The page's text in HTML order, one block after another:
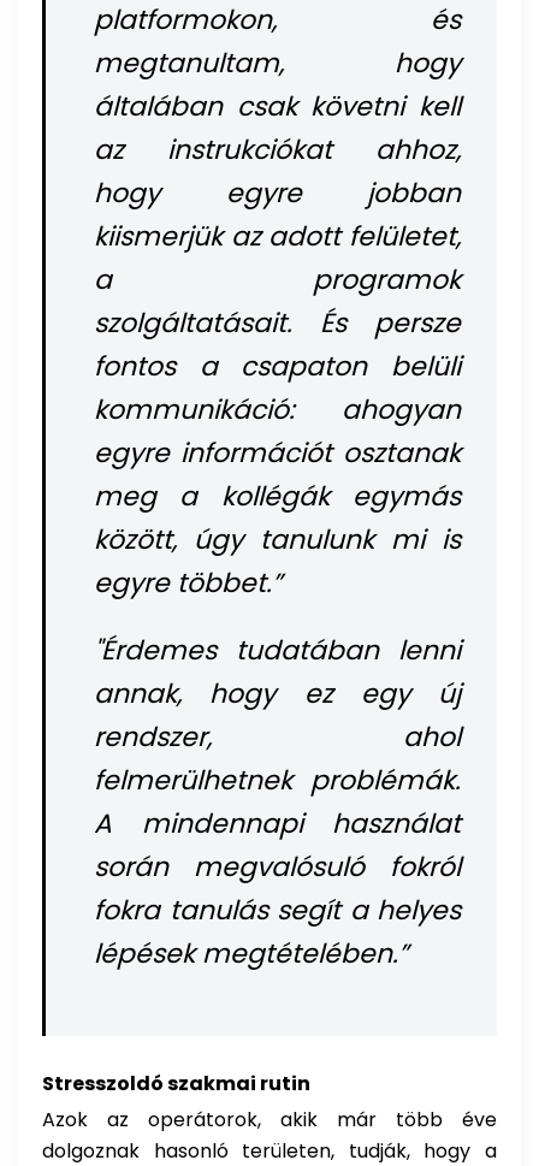
platformokon, és
megtanultam, hogy
általában csak követni kell
az instrukciókat ahhoz,
hogy egyre jobban
kiismerjük az adott felületet,
a programok
szolgáltatásait. És persze
fontos a csapaton belüli
kommunikáció: ahogyan
egyre információt osztanak
meg a kollégák egymás
között, úgy tanulunk mi is
egyre többet.”
"Érdemes tudatában lenni
annak, hogy ez egy új
rendszer, ahol
felmerülhetnek problémák.
A mindennapi használat
során megvalósuló fokról
fokra tanulás segít a helyes
lépések megtételében.”
Stresszoldó szakmai rutin
Azok az operátorok, akik már több éve
dolgoznak hasonló területen, tudják, hogy a